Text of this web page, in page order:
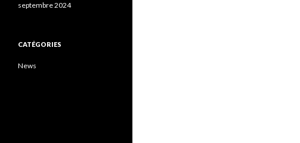
septembre 2024
CATÉGORIES
News